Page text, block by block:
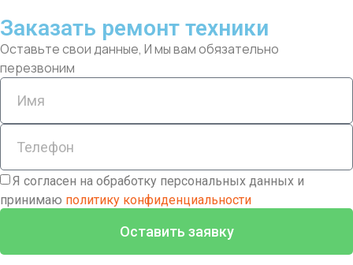
Заказать ремонт техники
Оставьте свои данные, И мы вам обязательно
перезвоним
Я согласен на обработку персональных данных и
принимаю политику конфиденциальности
Оставить заявку